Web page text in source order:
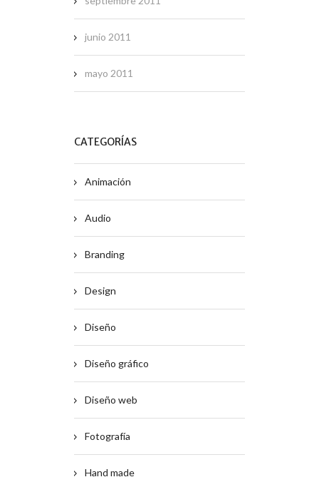
junio 2011
mayo 2011
CATEGORÍAS
Animación
Audio
Branding
Design
Diseño
Diseño gráfico
Diseño web
Fotografía
Hand made